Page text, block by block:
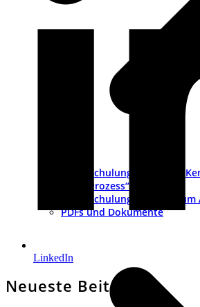
Schulungsvideo „CE-
Prozess“
Schulungs-Pakete
PDFs und Dokumente
LinkedIn
Neueste Beiträge